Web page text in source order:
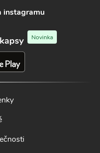
instagramu
Novinka